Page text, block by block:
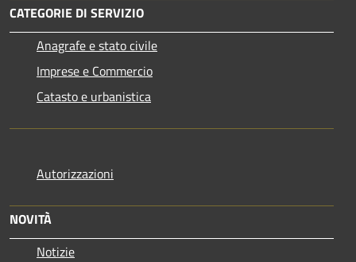
CATEGORIE DI SERVIZIO
Anagrafe e stato civile
Imprese e Commercio
Catasto e urbanistica
Autorizzazioni
NOVITÀ
Notizie